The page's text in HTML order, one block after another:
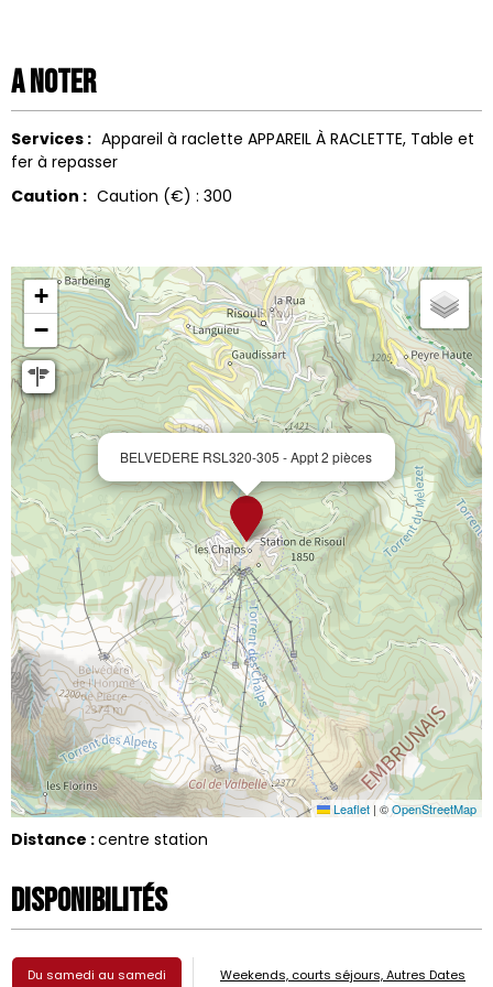
A noter
Services : Appareil à raclette APPAREIL À RACLETTE Table et
fer à repasser
Caution : Caution (€) : 300
BELVEDERE RSL320-305 - Appt 2 pièces
+
−
Leaflet | ©OpenStreetMap
Distance :centre station
Disponibilités
Du samedi au samedi Weekends, courts séjours, Autres Dates